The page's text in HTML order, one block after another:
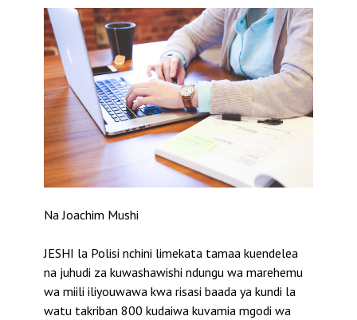
Na Joachim Mushi
JESHI la Polisi nchini limekata tamaa kuendelea
na juhudi za kuwashawishi ndungu wa marehemu
wa miili iliyouwawa kwa risasi baada ya kundi la
watu takriban 800 kudaiwa kuvamia mgodi wa